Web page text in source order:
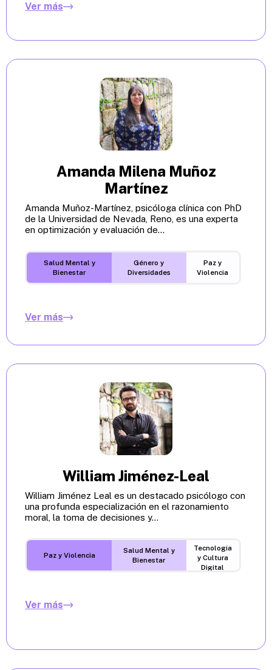
Ver más
Amanda Milena Muñoz
Martínez
Amanda Muñoz-Martínez, psicóloga clínica con PhD
de la Universidad de Nevada, Reno, es una experta
en optimización y evaluación de...
Salud Mental y
Bienestar
Género y
Diversidades
Paz y
Violencia
Ver más
William Jiménez-Leal
William Jiménez Leal es un destacado psicólogo con
una profunda especialización en el razonamiento
moral, la toma de decisiones y...
Paz y Violencia
Salud Mental y
Bienestar
Tecnología
y Cultura
Digital
Ver más